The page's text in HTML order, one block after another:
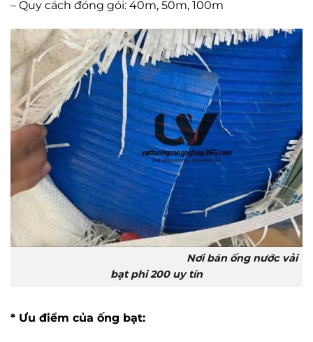
– Quy cách đóng gói: 40m, 50m, 100m
Nơi bán ống nước vải
bạt phi 200 uy tín
* Ưu điểm của ống bạt: